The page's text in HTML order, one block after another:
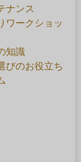
ナンス
ワークショッ
知識
びのお役立ち